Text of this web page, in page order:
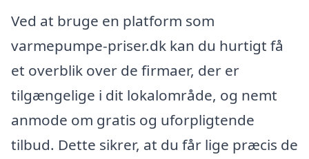
Ved at bruge en platform som
varmepumpe-priser.dk kan du hurtigt få
et overblik over de firmaer, der er
tilgængelige i dit lokalområde, og nemt
anmode om gratis og uforpligtende
tilbud. Dette sikrer, at du får lige præcis de